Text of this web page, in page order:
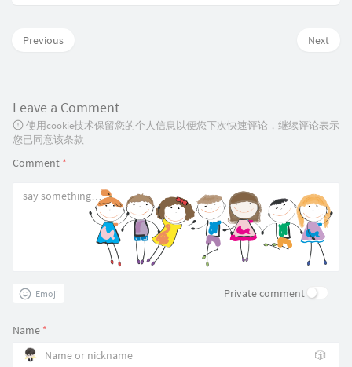
Next
Previous
Leave a Comment
使用cookie技术保留您的个人信息以便您下次快速评论，继续评论表示
您已同意该条款
Comment *
Emoji Private comment
Name *
🎲